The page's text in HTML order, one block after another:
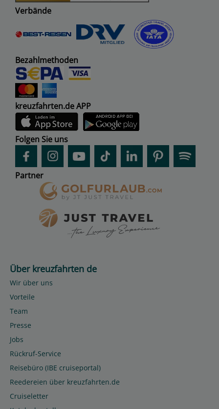
Verbände
Bezahlmethoden
kreuzfahrten.de APP
Folgen Sie uns
Partner
Über kreuzfahrten de
Wir über uns
Vorteile
Team
Presse
Jobs
Rückruf-Service
Reisebüro (IBE cruiseportal)
Reedereien über kreuzfahrten.de
Cruiseletter